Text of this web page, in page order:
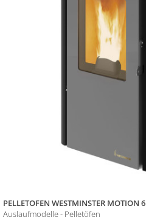
PELLETOFEN WESTMINSTER MOTION 6
Auslaufmodelle - Pelletöfen